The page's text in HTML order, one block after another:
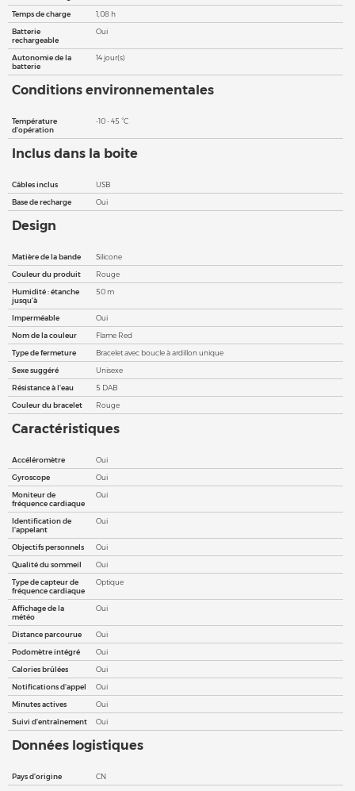
Temps de charge
1,08 h
Batterie
rechargeable
Oui
Autonomie de la
batterie
14 jour(s)
Conditions environnementales
Température
d'opération
-10 - 45 °C
Inclus dans la boite
Câbles inclus
USB
Base de recharge
Oui
Design
Matière de la bande
Silicone
Couleur du produit
Rouge
Humidité : étanche
jusqu'à
50 m
Imperméable
Oui
Nom de la couleur
Flame Red
Type de fermeture
Bracelet avec boucle à ardillon unique
Sexe suggéré
Unisexe
Résistance à l'eau
5 DAB
Couleur du bracelet
Rouge
Caractéristiques
Accéléromètre
Oui
Gyroscope
Oui
Moniteur de
fréquence cardiaque
Oui
Identification de
l'appelant
Oui
Objectifs personnels
Oui
Qualité du sommeil
Oui
Type de capteur de
fréquence cardiaque
Optique
Affichage de la
météo
Oui
Distance parcourue
Oui
Podomètre intégré
Oui
Calories brûlées
Oui
Notifications d'appel
Oui
Minutes actives
Oui
Suivi d'entraînement
Oui
Données logistiques
Pays d'origine CN